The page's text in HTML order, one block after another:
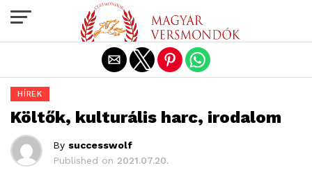
HÍREK
Költők, kulturális harc, irodalom
By successwolf
Published on 2021.07.20.
Exit mobile version